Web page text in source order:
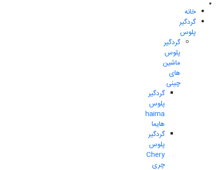
خانه
گردگیر
پلوس
گردگیر
پلوس
ماشین
های
چینی
گردگیر
پلوس
haima
هایما
گردگیر
پلوس
Chery
چری